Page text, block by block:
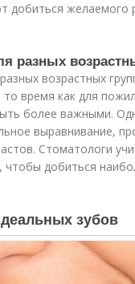
желаемого
разных
возрастных
время как для
более важными.
выравнивание,
Стоматологи
добиться
зубов